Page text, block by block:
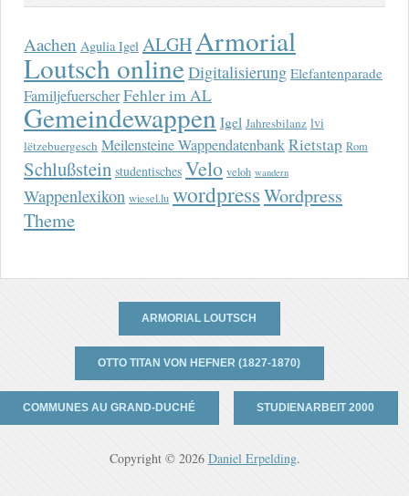
Aachen Agulia Igel ALGHArmorial
Loutsch onlineDigitalisierung Elefantenparade
FamiljefuerscherFehler im AL
Gemeindewappen Igel Jahresbilanz lvi
lëtzebuergesch Meilensteine WappendatenbankRietstap Rom
Schlußstein studentisches Velo veloh wandern
Wappenlexikon wiesel.lu wordpressWordpress
Theme
ARMORIAL LOUTSCH
OTTO TITAN VON HEFNER (1827-1870)
COMMUNES AU GRAND-DUCHÉ STUDIENARBEIT 2000
Copyright © 2026 Daniel Erpelding.